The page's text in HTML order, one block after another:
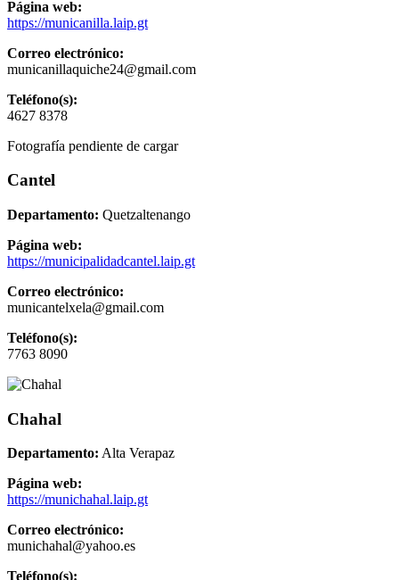
Página web:
https://municanilla.laip.gt
Correo electrónico:
municanillaquiche24@gmail.com
Teléfono(s):
4627 8378
Fotografía pendiente de cargar
Cantel
Departamento: Quetzaltenango
Página web:
https://municipalidadcantel.laip.gt
Correo electrónico:
municantelxela@gmail.com
Teléfono(s):
7763 8090
Chahal
Departamento: Alta Verapaz
Página web:
https://munichahal.laip.gt
Correo electrónico:
munichahal@yahoo.es
Teléfono(s):